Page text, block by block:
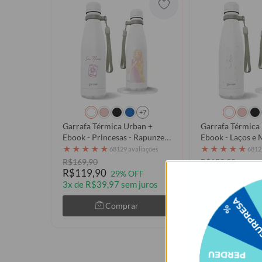
+7
Garrafa Térmica Urban +
Ebook - Princesas - Rapunzel
em Aquarela
★ ★ ★ ★ ★ 68129 avaliações
R$169,90
R$119,90 29% OFF
3x de R$39,97 sem juros
Comprar
Garrafa Térmica
Ebook - Laços e
★ ★ ★ ★ ★
R$159,90
3x de R$33,30